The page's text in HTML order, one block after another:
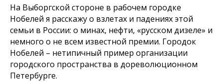
На Выборгской стороне в рабочем городке
Нобелей я расскажу о взлетах и падениях этой
семьи в России: о минах, нефти, «русском дизеле» и
немного о не всем известной премии. Городок
Нобелей – нетипичный пример организации
городского пространства в дореволюционном
Петербурге.